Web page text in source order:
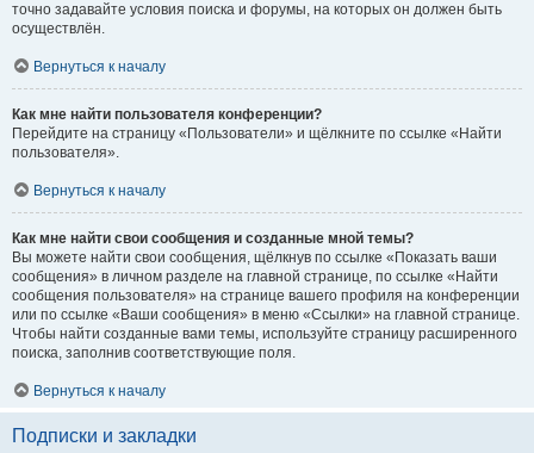
точно задавайте условия поиска и форумы, на которых он должен быть
осуществлён.
Вернуться к началу
Как мне найти пользователя конференции?
Перейдите на страницу «Пользователи» и щёлкните по ссылке «Найти
пользователя».
Вернуться к началу
Как мне найти свои сообщения и созданные мной темы?
Вы можете найти свои сообщения, щёлкнув по ссылке «Показать ваши
сообщения» в личном разделе на главной странице, по ссылке «Найти
сообщения пользователя» на странице вашего профиля на конференции
или по ссылке «Ваши сообщения» в меню «Ссылки» на главной странице.
Чтобы найти созданные вами темы, используйте страницу расширенного
поиска, заполнив соответствующие поля.
Вернуться к началу
Подписки и закладки